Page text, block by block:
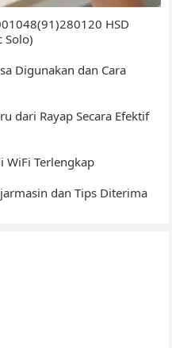
HSD
Solo)
Digunakan dan Cara
dari Rayap Secara Efektif
WiFi Terlengkap
dan Tips Diterima